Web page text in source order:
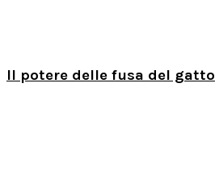
Il potere delle fusa del gatto